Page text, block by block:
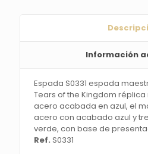
Información
Espada S0331 espada
Tears of the Kingdom
acero acabada en azul, el
acero con acabado azul y
verde, con base de
Ref. S0331